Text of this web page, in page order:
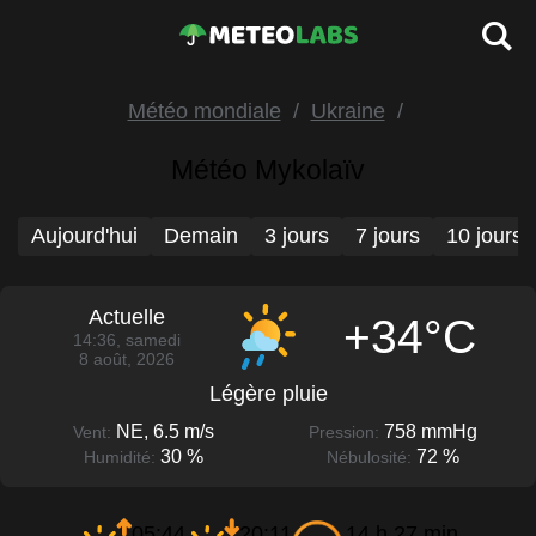
Météo mondiale Ukraine
Météo Mykolaïv
Aujourd'hui Demain 3 jours 7 jours 10 jours
Actuelle
14:36, samedi
8 août, 2026
+34°C
Légère pluie
Vent: NE, 6.5 m/s Pression: 758 mmHg
Humidité: 30 % Nébulosité: 72 %